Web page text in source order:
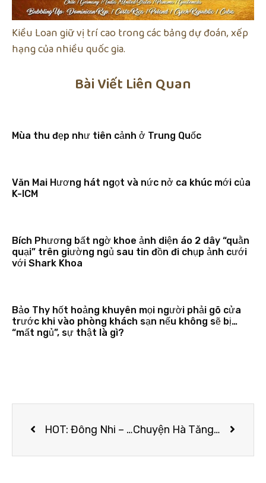
Kiều Loan giữ vị trí cao trong các bảng dự đoán, xếp
hạng của nhiều quốc gia.
Bài Viết Liên Quan
Mùa thu đẹp như tiên cảnh ở Trung Quốc
Văn Mai Hương hát ngọt và nức nở ca khúc mới của
K-ICM
Bích Phương bất ngờ khoe ảnh diện áo 2 dây “quằn
quại” trên giường ngủ sau tin đồn đi chụp ảnh cưới
với Shark Khoa
Bảo Thy hốt hoảng khuyên mọi người phải gõ cửa
trước khi vào phòng khách sạn nếu không sẽ bị…
“mất ngủ”, sự thật là gì?
HOT: Đông Nhi – Ông Cao Thắng tung trọn bộ ảnh cưới đẹp long lanh trước ngày chính thức về chung một nhà Chuyện Hà Tăng mặc lại đồ cũ: Cũng thường thôi nhưng cách cô biến tấu mới là điều bạn nên “hóng” ngay